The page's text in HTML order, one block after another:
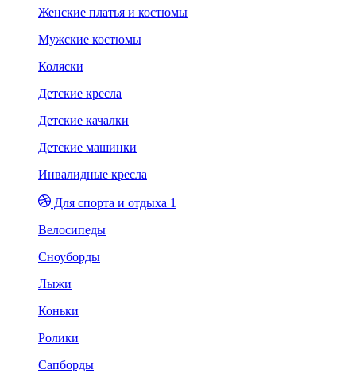
Женские платья и костюмы
Мужские костюмы
Коляски
Детские кресла
Детские качалки
Детские машинки
Инвалидные кресла
Для спорта и отдыха 1
Велосипеды
Сноуборды
Лыжи
Коньки
Ролики
Сапборды